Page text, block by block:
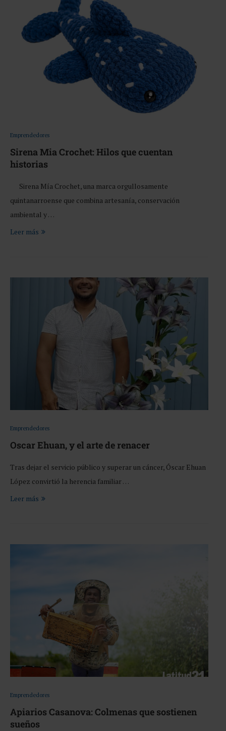
Emprendedores
Sirena Mia Crochet: Hilos que cuentan
historias
Sirena Mía Crochet, una marca orgullosamente
quintanarroense que combina artesanía, conservación
ambiental y …
Leer más
Emprendedores
Oscar Ehuan, y el arte de renacer
Tras dejar el servicio público y superar un cáncer, Óscar Ehuan
López convirtió la herencia familiar …
Leer más
Emprendedores
Apiarios Casanova: Colmenas que sostienen
sueños